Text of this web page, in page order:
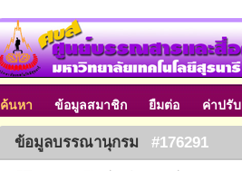
ค้นหา ข้อมูลสมาชิก ยืมต่อ ค่าปรับ
ข้อมูลบรรณานุกรม #176291